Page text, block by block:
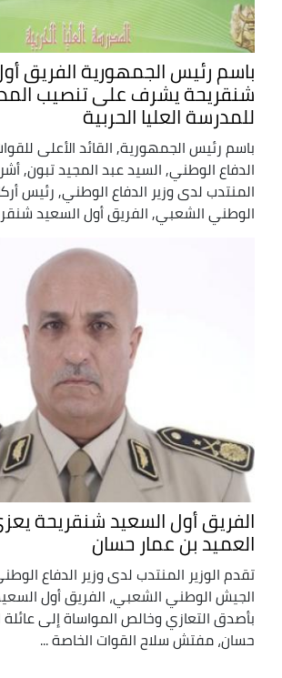
باسم رئيس الجمهورية الفريق
شنقريحة يشرف على تنصيب
للمدرسة العليا الحربية
باسم رئيس الجمهورية, القائد الأعلى
الدفاع الوطني, السيد عبد المجيد تبون, أشرف
المنتدب لدى وزير الدفاع الوطني, رئيس
الوطني الشعبي, الفريق أول السعيد
الفريق أول السعيد شنقريحة
العميد بن عمار حسان
تقدم الوزير المنتدب لدى وزير الدفاع
الجيش الوطني الشعبي، الفريق أول
بأصدق التعازي وخالص المواساة إلى عائلة
حسان، مفتش سلاح القوات الخاصة ...